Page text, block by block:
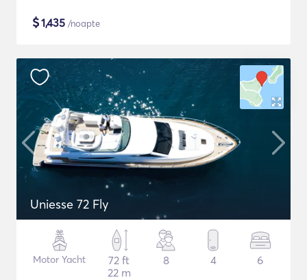
$1,435 /noapte
Uniesse 72 Fly
Motor Yacht
72 ft
22 m
8 4 6